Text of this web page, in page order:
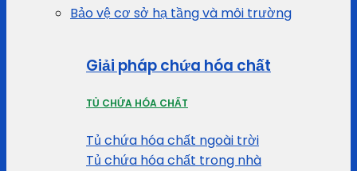
Bảo vệ cơ sở hạ tầng và môi trường
Giải pháp chứa hóa chất
TỦ CHỨA HÓA CHẤT
Tủ chứa hóa chất ngoài trời
Tủ chứa hóa chất trong nhà